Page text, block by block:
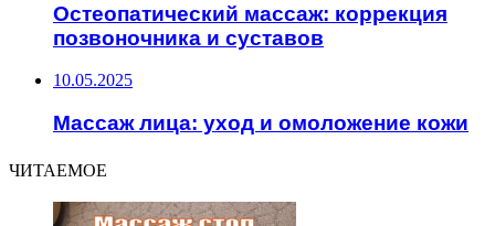
Остеопатический массаж: коррекция
позвоночника и суставов
10.05.2025
Массаж лица: уход и омоложение кожи
ЧИТАЕМОЕ